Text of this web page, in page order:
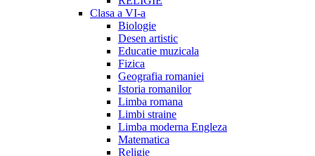
Clasa a VI-a
Biologie
Desen artistic
Educatie muzicala
Fizica
Geografia romaniei
Istoria romanilor
Limba romana
Limbi straine
Limba moderna Engleza
Matematica
Religie